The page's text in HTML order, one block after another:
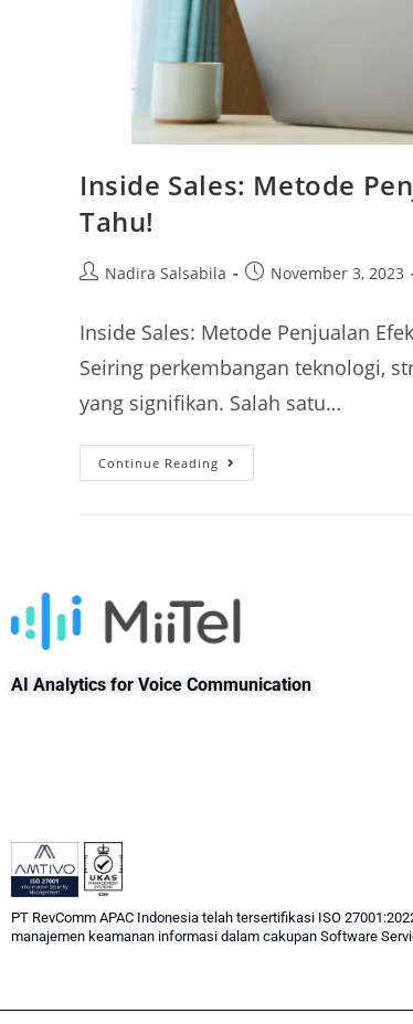
Inside Sales: Metode
Tahu!
Nadira Salsabila November 3, 2023
Inside Sales: Metode Penjualan
Seiring perkembangan teknologi,
yang signifikan. Salah satu…
Continue Reading
AI Analytics for Voice Communication
PT RevComm APAC Indonesia telah tersertifikasi ISO
manajemen keamanan informasi dalam cakupan Software